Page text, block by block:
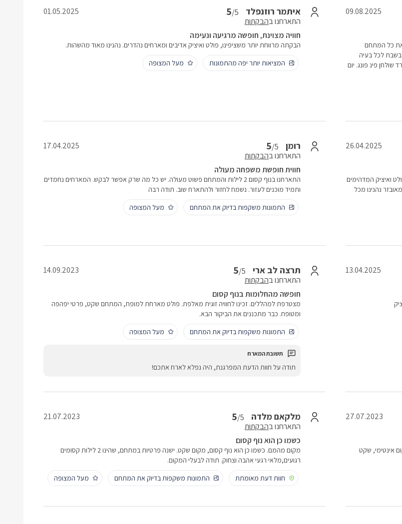
09.08.2025
היה לנו את כל המתחם
בשבת לכל בעיה
פינ פונג. יום
איתמר רוזנפלד 5/5
התארחנו בהבקתות
01.05.2025
חוויה מצוינת, חופשה מרגיעה ונעימה
הבקתה מרווחת יותר משציפינו, פולט ואיציק אדיבים ומארחים נהדרים. נהנינו מאוד מהשהות.
המציאות יותר יפה מהתמונות
מעל המצופה
26.04.2025
אחר,פולט ואיציק המדהימים
נהנינו מכל
רומן 5/5
התארחנו בהבקתות
17.04.2025
חווית חופשת משפחה מעולה
התארחנו בנוף קסום 2 לילות והמתחם פשוט מעולה. יש כל מה שרק אפשר לבקש. המארחים נחמדים
ותמיד מוכנים לעזור. נשמח לחזור ולהתארח שוב. תודה רבה
התמונות משקפות בדיוק את המתחם
מעל המצופה
13.04.2025 תרצה לב ארי 5/5
התארחנו בהבקתות
14.09.2023
חופשה מהחלומות בנוף קסום
מצטרפת למהללים. זכינו לחוויה זוגית מאלפת. פולט מארחת למופת, המתחם שקט, פרטי יפהפה
ומטופח. כבר מתכננים את הביקור הבא.
התמונות משקפות בדיוק את המתחם
מעל המצופה
תודה על חוות הדעת המפרגנת, היה נפלא לארח אתכם!
27.07.2023
אינטימי, שקט
מלקאם מלדה 5/5
התארחנו בהבקתות
21.07.2023
כשמו כן הוא נוף קסום
מקום מהמם. כשמו כן הוא נוף קסום, מקום שקט. ישנה פרטיות במתחם, שהינו 2 לילות קסומים
רגועים,מלאי רגעי אהבה וצחוק. תודה לבעלי המקום.
חוות דעת מאומתת
התמונות משקפות בדיוק את המתחם מעל המצופה